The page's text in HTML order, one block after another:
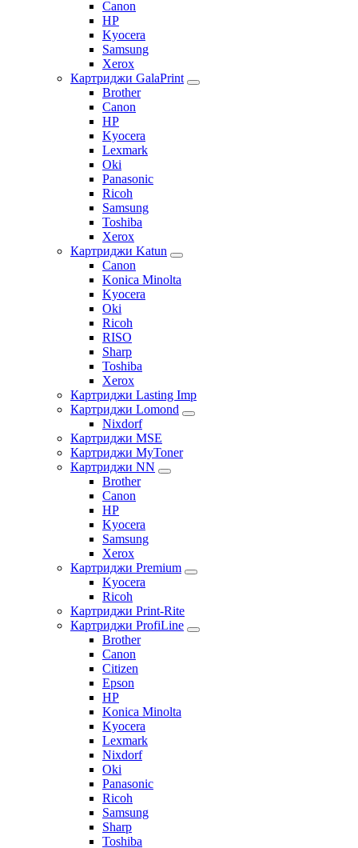
Canon
HP
Kyocera
Samsung
Xerox
Картриджи GalaPrint
Brother
Canon
HP
Kyocera
Lexmark
Oki
Panasonic
Ricoh
Samsung
Toshiba
Xerox
Картриджи Katun
Canon
Konica Minolta
Kyocera
Oki
Ricoh
RISO
Sharp
Toshiba
Xerox
Картриджи Lasting Imp
Картриджи Lomond
Nixdorf
Картриджи MSE
Картриджи MyToner
Картриджи NN
Brother
Canon
HP
Kyocera
Samsung
Xerox
Картриджи Premium
Kyocera
Ricoh
Картриджи Print-Rite
Картриджи ProfiLine
Brother
Canon
Citizen
Epson
HP
Konica Minolta
Kyocera
Lexmark
Nixdorf
Oki
Panasonic
Ricoh
Samsung
Sharp
Toshiba